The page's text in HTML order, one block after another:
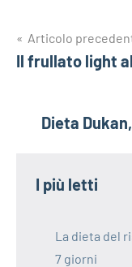
articoli
Articolo
Il frullato light
Dieta
I più letti
La dieta del
7 giorni